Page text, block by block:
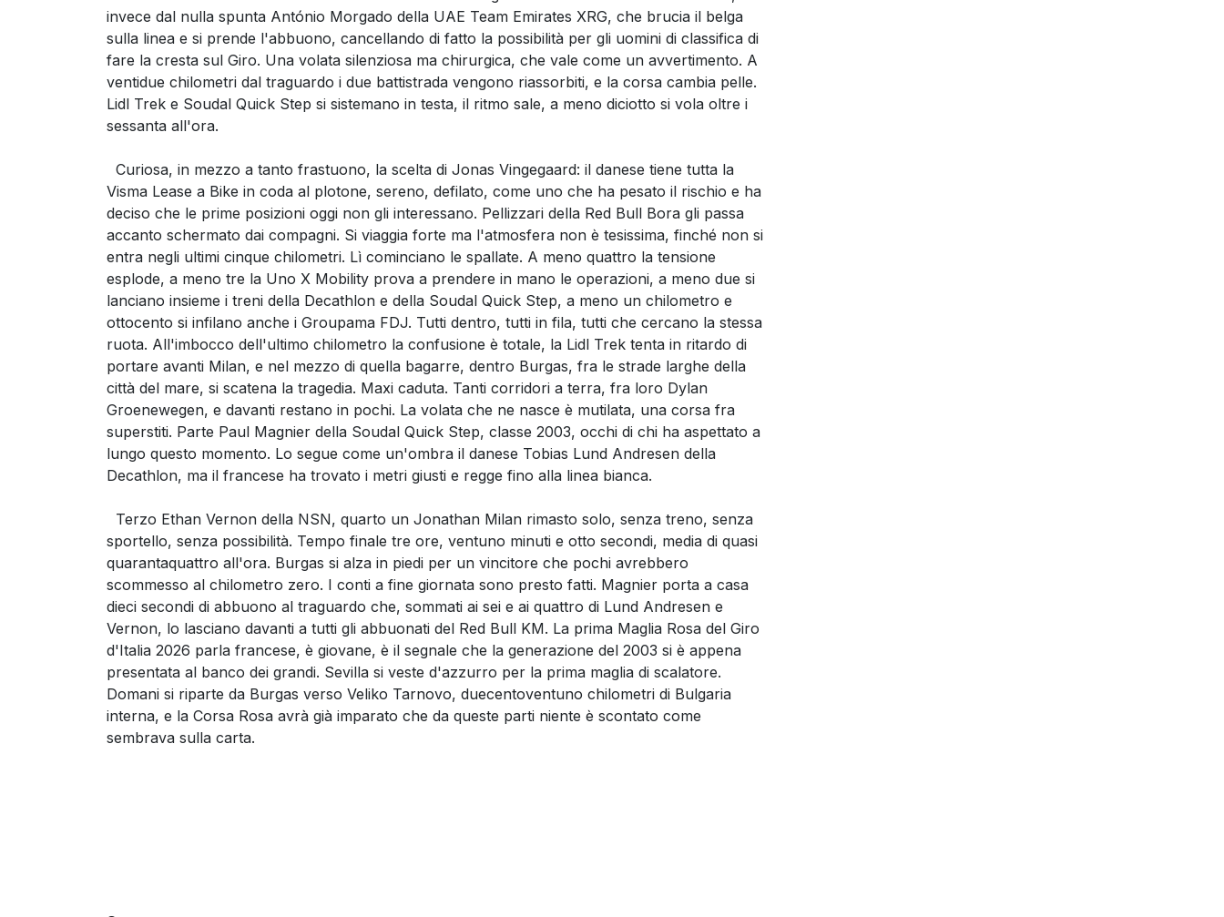
invece dal nulla spunta António Morgado della UAE Team Emirates XRG, che brucia il belga
sulla linea e si prende l'abbuono, cancellando di fatto la possibilità per gli uomini di classifica di
fare la cresta sul Giro. Una volata silenziosa ma chirurgica, che vale come un avvertimento. A
ventidue chilometri dal traguardo i due battistrada vengono riassorbiti, e la corsa cambia pelle.
Lidl Trek e Soudal Quick Step si sistemano in testa, il ritmo sale, a meno diciotto si vola oltre i
sessanta all'ora.
Curiosa, in mezzo a tanto frastuono, la scelta di Jonas Vingegaard: il danese tiene tutta la
Visma Lease a Bike in coda al plotone, sereno, defilato, come uno che ha pesato il rischio e ha
deciso che le prime posizioni oggi non gli interessano. Pellizzari della Red Bull Bora gli passa
accanto schermato dai compagni. Si viaggia forte ma l'atmosfera non è tesissima, finché non si
entra negli ultimi cinque chilometri. Lì cominciano le spallate. A meno quattro la tensione
esplode, a meno tre la Uno X Mobility prova a prendere in mano le operazioni, a meno due si
lanciano insieme i treni della Decathlon e della Soudal Quick Step, a meno un chilometro e
ottocento si infilano anche i Groupama FDJ. Tutti dentro, tutti in fila, tutti che cercano la stessa
ruota. All'imbocco dell'ultimo chilometro la confusione è totale, la Lidl Trek tenta in ritardo di
portare avanti Milan, e nel mezzo di quella bagarre, dentro Burgas, fra le strade larghe della
città del mare, si scatena la tragedia. Maxi caduta. Tanti corridori a terra, fra loro Dylan
Groenewegen, e davanti restano in pochi. La volata che ne nasce è mutilata, una corsa fra
superstiti. Parte Paul Magnier della Soudal Quick Step, classe 2003, occhi di chi ha aspettato a
lungo questo momento. Lo segue come un'ombra il danese Tobias Lund Andresen della
Decathlon, ma il francese ha trovato i metri giusti e regge fino alla linea bianca.
Terzo Ethan Vernon della NSN, quarto un Jonathan Milan rimasto solo, senza treno, senza
sportello, senza possibilità. Tempo finale tre ore, ventuno minuti e otto secondi, media di quasi
quarantaquattro all'ora. Burgas si alza in piedi per un vincitore che pochi avrebbero
scommesso al chilometro zero. I conti a fine giornata sono presto fatti. Magnier porta a casa
dieci secondi di abbuono al traguardo che, sommati ai sei e ai quattro di Lund Andresen e
Vernon, lo lasciano davanti a tutti gli abbuonati del Red Bull KM. La prima Maglia Rosa del Giro
d'Italia 2026 parla francese, è giovane, è il segnale che la generazione del 2003 si è appena
presentata al banco dei grandi. Sevilla si veste d'azzurro per la prima maglia di scalatore.
Domani si riparte da Burgas verso Veliko Tarnovo, duecentoventuno chilometri di Bulgaria
interna, e la Corsa Rosa avrà già imparato che da queste parti niente è scontato come
sembrava sulla carta.